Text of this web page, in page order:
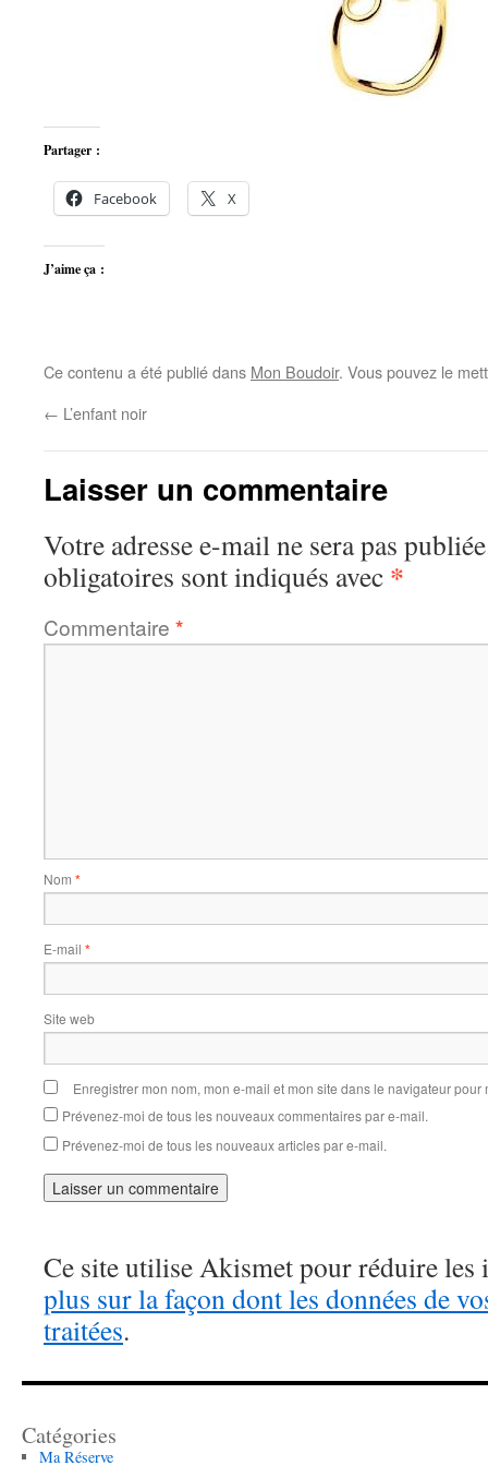
Partager :
Facebook X
J’aime ça :
Ce contenu a été publié dans Mon Boudoir. Vous pouvez le
← L’enfant noir
Laisser un commentaire
Votre adresse e-mail ne sera pas
obligatoires sont indiqués avec *
Commentaire *
Nom *
E-mail *
Site web
Enregistrer mon nom, mon e-mail et mon site dans le navigateur
Prévenez-moi de tous les nouveaux commentaires par e-mail.
Prévenez-moi de tous les nouveaux articles par e-mail.
Ce site utilise Akismet pour réduire les
plus sur la façon dont les données de
traitées.
Catégories
Ma Réserve